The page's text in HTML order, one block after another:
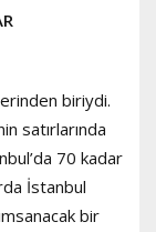
biriydi.
satırlarında
70 kadar
İstanbul
bir